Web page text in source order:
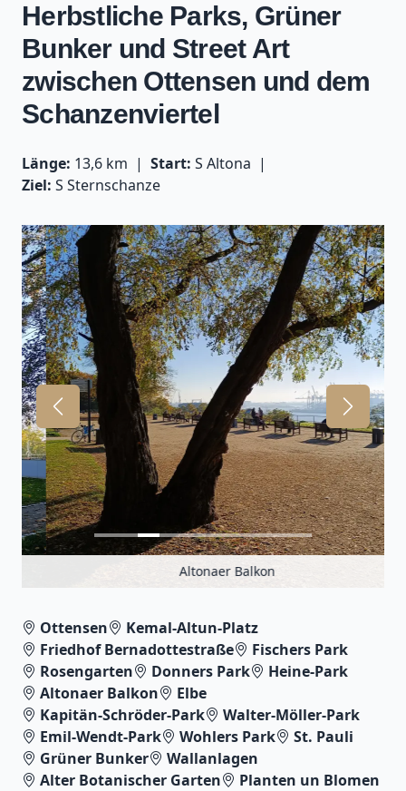
Herbstliche Parks, Grüner
Bunker und Street Art
zwischen Ottensen und dem
Schanzenviertel
Länge: 13,6 km Start: S Altona
Ziel: S Sternschanze
Altonaer Balkon
Ottensen
Kemal-Altun-Platz
Friedhof Bernadottestraße
Fischers Park
Rosengarten
Donners Park
Heine-Park
Altonaer Balkon
Elbe
Kapitän-Schröder-Park
Walter-Möller-Park
Emil-Wendt-Park
Wohlers Park
St. Pauli
Grüner Bunker
Wallanlagen
Alter Botanischer Garten
Planten un Blomen